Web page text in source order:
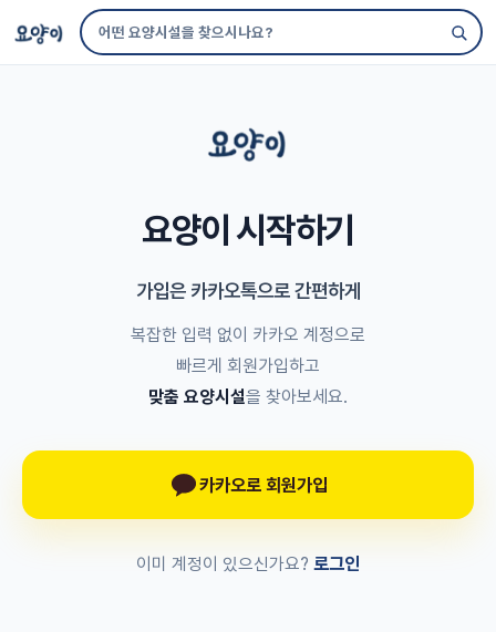
요양이 시작하기
가입은 카카오톡으로 간편하게
복잡한 입력 없이 카카오 계정으로
빠르게 회원가입하고
맞춤 요양시설을 찾아보세요.
카카오로 회원가입
이미 계정이 있으신가요? 로그인